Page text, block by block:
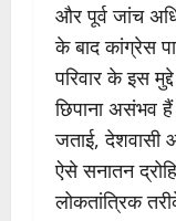
और पूर्व जांच
के बाद कांग्रेस
परिवार के इस
छिपाना असंभव
जताई, देशवासी
ऐसे सनातन
लोकतांत्रिक